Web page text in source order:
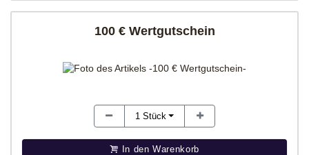
100 € Wertgutschein
1 Stück
In den Warenkorb